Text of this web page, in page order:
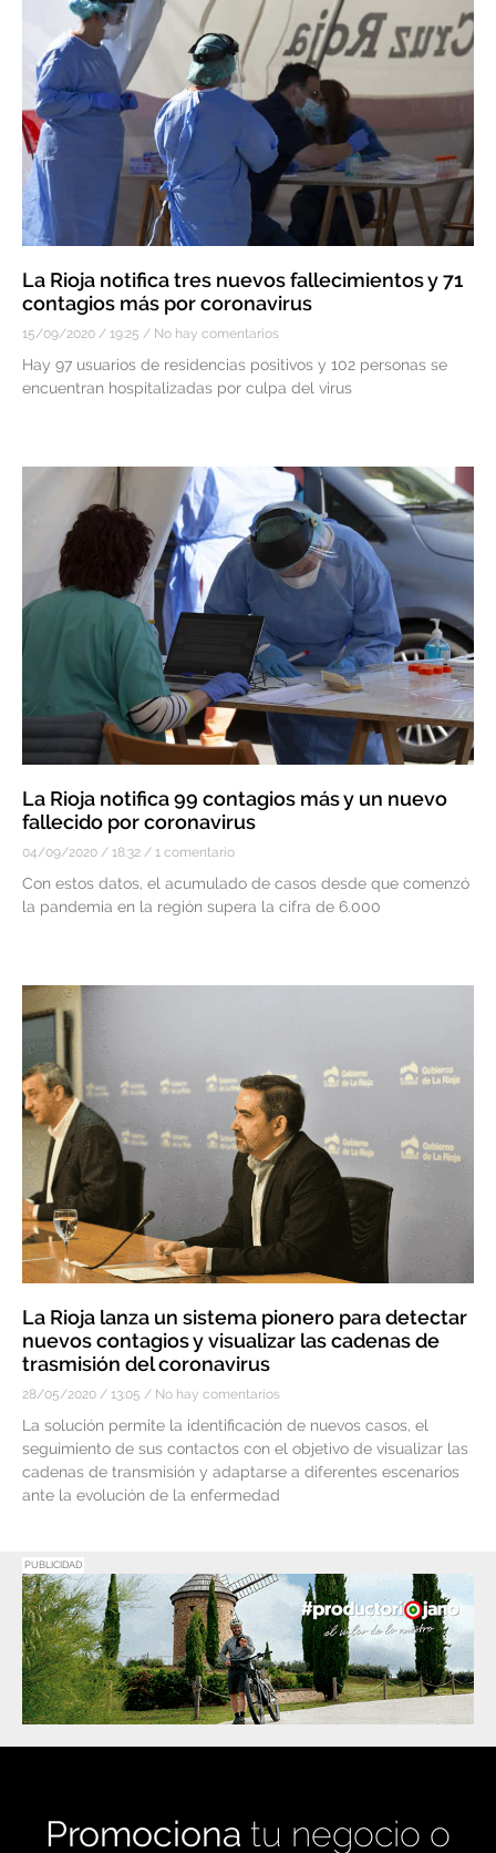
La Rioja notifica tres nuevos fallecimientos y 71
contagios más por coronavirus
15/09/2020 19:25 No hay comentarios
Hay 97 usuarios de residencias positivos y 102 personas se
encuentran hospitalizadas por culpa del virus
La Rioja notifica 99 contagios más y un nuevo
fallecido por coronavirus
04/09/2020 18:32 1 comentario
Con estos datos, el acumulado de casos desde que comenzó
la pandemia en la región supera la cifra de 6.000
La Rioja lanza un sistema pionero para detectar
nuevos contagios y visualizar las cadenas de
trasmisión del coronavirus
28/05/2020 13:05 No hay comentarios
La solución permite la identificación de nuevos casos, el
seguimiento de sus contactos con el objetivo de visualizar las
cadenas de transmisión y adaptarse a diferentes escenarios
ante la evolución de la enfermedad
PUBLICIDAD
Promociona tu negocio o